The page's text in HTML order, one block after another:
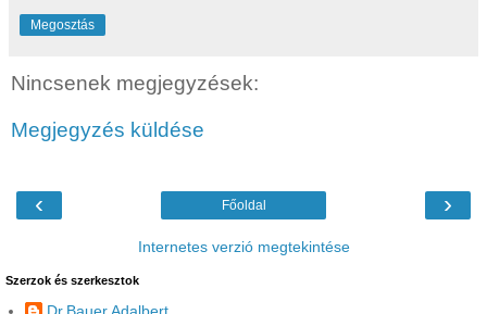
Megosztás
Nincsenek megjegyzések:
Megjegyzés küldése
‹ ›
Főoldal
Internetes verzió megtekintése
Szerzok és szerkesztok